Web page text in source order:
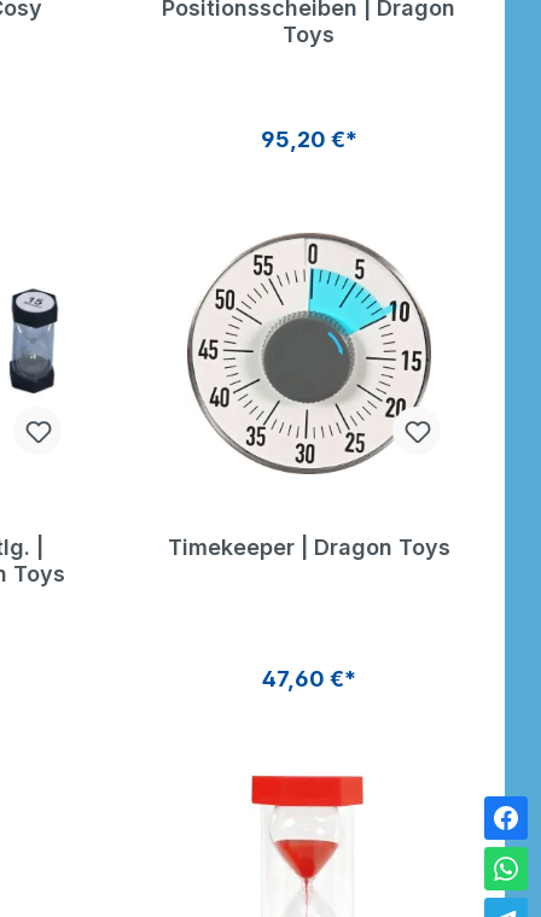
Architect 56
Happy Architect 84
tlg. | Dragon Toys
428,40 €*
Positionsscheiben | Dragon
Toys
95,20 €*
|
Toys
Timekeeper | Dragon Toys
47,60 €*